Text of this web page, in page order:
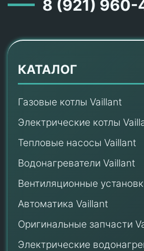
8 (921)
КАТАЛОГ
Газовые котлы Vaillant
Электрические котлы
Тепловые насосы Vaillant
Водонагреватели Vaillant
Вентиляционные
Автоматика Vaillant
Оригинальные запчасти
Электрические